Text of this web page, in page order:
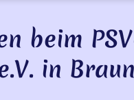
beim
in